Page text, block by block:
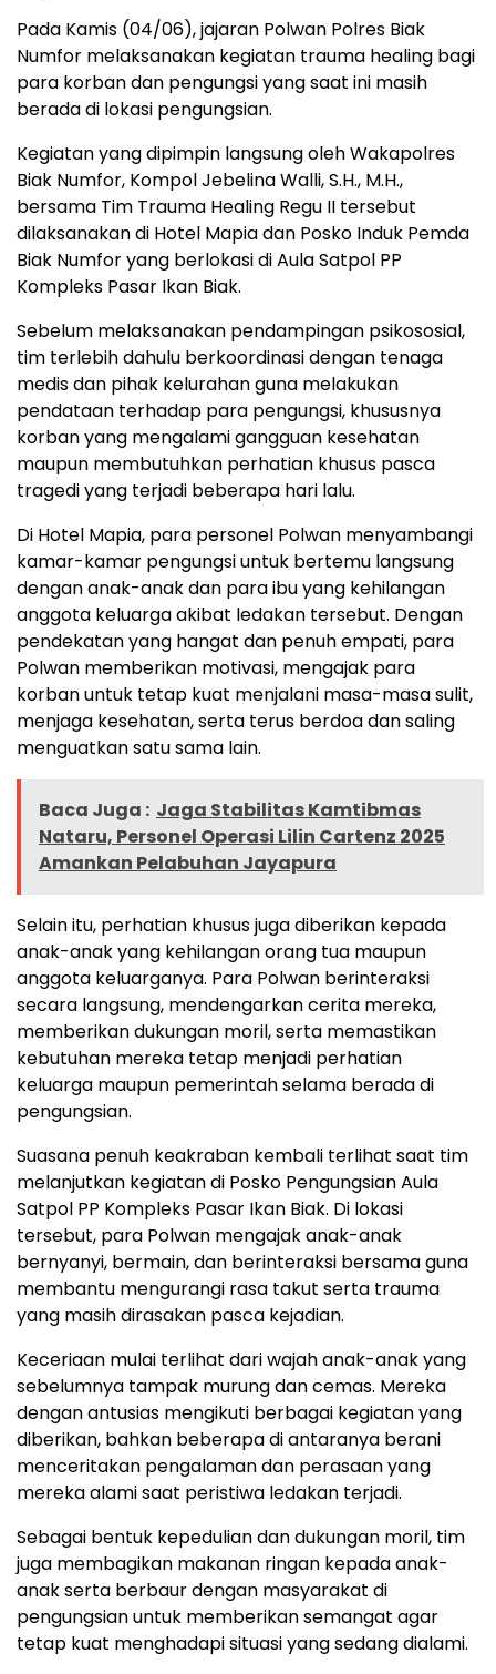
Pada Kamis (04/06), jajaran Polwan Polres Biak
Numfor melaksanakan kegiatan trauma healing bagi
para korban dan pengungsi yang saat ini masih
berada di lokasi pengungsian.
Kegiatan yang dipimpin langsung oleh Wakapolres
Biak Numfor, Kompol Jebelina Walli, S.H., M.H.,
bersama Tim Trauma Healing Regu II tersebut
dilaksanakan di Hotel Mapia dan Posko Induk Pemda
Biak Numfor yang berlokasi di Aula Satpol PP
Kompleks Pasar Ikan Biak.
Sebelum melaksanakan pendampingan psikososial,
tim terlebih dahulu berkoordinasi dengan tenaga
medis dan pihak kelurahan guna melakukan
pendataan terhadap para pengungsi, khususnya
korban yang mengalami gangguan kesehatan
maupun membutuhkan perhatian khusus pasca
tragedi yang terjadi beberapa hari lalu.
Di Hotel Mapia, para personel Polwan menyambangi
kamar-kamar pengungsi untuk bertemu langsung
dengan anak-anak dan para ibu yang kehilangan
anggota keluarga akibat ledakan tersebut. Dengan
pendekatan yang hangat dan penuh empati, para
Polwan memberikan motivasi, mengajak para
korban untuk tetap kuat menjalani masa-masa sulit,
menjaga kesehatan, serta terus berdoa dan saling
menguatkan satu sama lain.
Baca Juga : Jaga Stabilitas Kamtibmas
Nataru, Personel Operasi Lilin Cartenz 2025
Amankan Pelabuhan Jayapura
Selain itu, perhatian khusus juga diberikan kepada
anak-anak yang kehilangan orang tua maupun
anggota keluarganya. Para Polwan berinteraksi
secara langsung, mendengarkan cerita mereka,
memberikan dukungan moril, serta memastikan
kebutuhan mereka tetap menjadi perhatian
keluarga maupun pemerintah selama berada di
pengungsian.
Suasana penuh keakraban kembali terlihat saat tim
melanjutkan kegiatan di Posko Pengungsian Aula
Satpol PP Kompleks Pasar Ikan Biak. Di lokasi
tersebut, para Polwan mengajak anak-anak
bernyanyi, bermain, dan berinteraksi bersama guna
membantu mengurangi rasa takut serta trauma
yang masih dirasakan pasca kejadian.
Keceriaan mulai terlihat dari wajah anak-anak yang
sebelumnya tampak murung dan cemas. Mereka
dengan antusias mengikuti berbagai kegiatan yang
diberikan, bahkan beberapa di antaranya berani
menceritakan pengalaman dan perasaan yang
mereka alami saat peristiwa ledakan terjadi.
Sebagai bentuk kepedulian dan dukungan moril, tim
juga membagikan makanan ringan kepada anak-
anak serta berbaur dengan masyarakat di
pengungsian untuk memberikan semangat agar
tetap kuat menghadapi situasi yang sedang dialami.